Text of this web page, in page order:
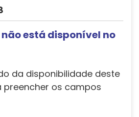
está disponível no
da disponibilidade deste
os campos